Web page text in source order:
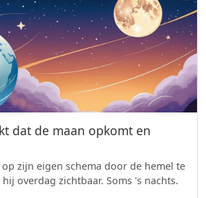
dat de maan opkomt en
zijn eigen schema door de hemel te
overdag zichtbaar. Soms 's nachts.